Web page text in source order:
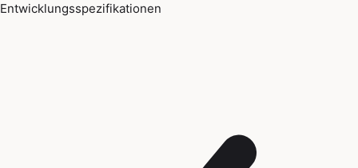
Entwicklungsspezifikationen